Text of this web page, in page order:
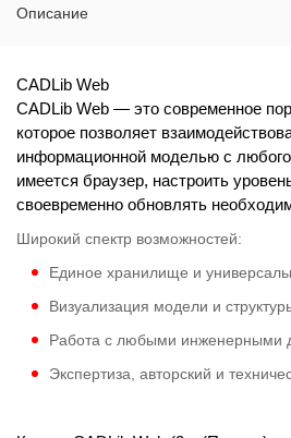
Описание
CADLib Web
CADLib Web — это современное
которое позволяет
информационной моделью с любого
имеется браузер, настроить
своевременно обновлять
Широкий спектр возможностей:
Единое хра­ни­ли­ще и
Визуа­ли­за­ция моде­ли и
Работа с любы­ми инже­нер­ны­ми
Экспер­ти­за, автор­ский и